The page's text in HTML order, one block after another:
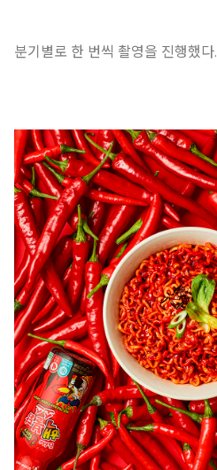
분기별로 한 번씩 촬영을 진행했다.